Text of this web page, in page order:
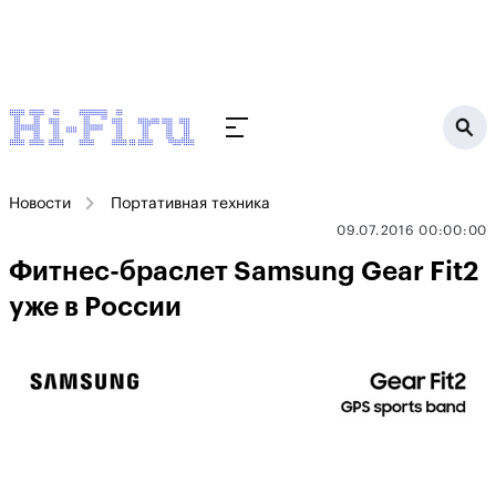
Новости Портативная техника
09.07.2016 00:00:00
Фитнес-браслет Samsung Gear Fit2
уже в России